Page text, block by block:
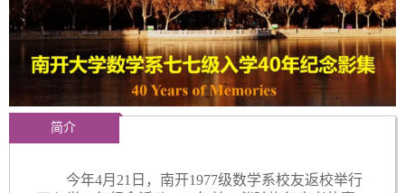
简介
今年4月 21 日，南开1977级数学系校友返校举行